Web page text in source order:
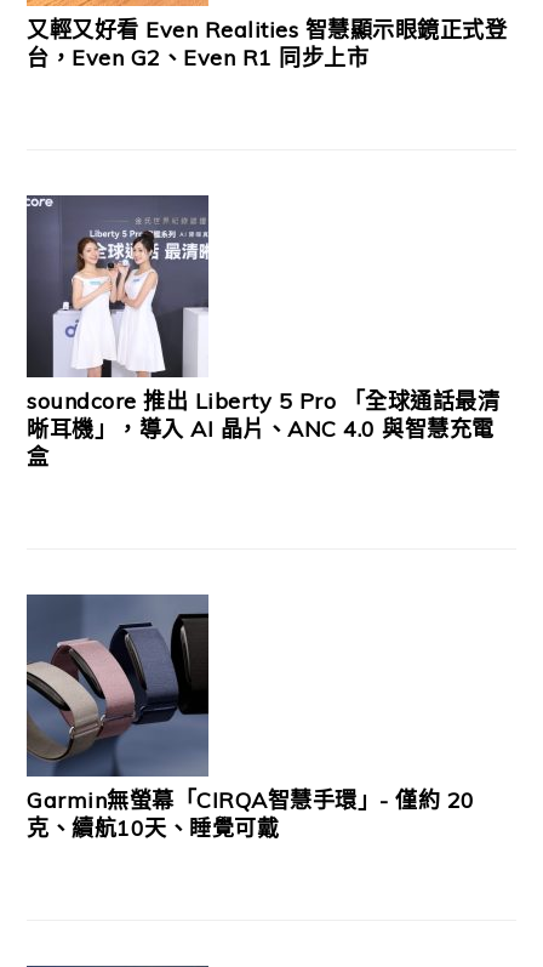
又輕又好看 Even Realities 智慧顯示眼鏡正式登
台，Even G2、Even R1 同步上市
soundcore 推出 Liberty 5 Pro 「全球通話最清
晰耳機」，導入 AI 晶片、ANC 4.0 與智慧充電
盒
Garmin無螢幕「CIRQA智慧手環」- 僅約 20
克、續航10天、睡覺可戴